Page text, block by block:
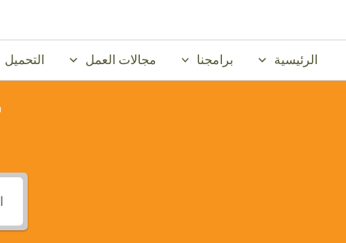
الرئيسية برامجنا مجالات العمل التحميل